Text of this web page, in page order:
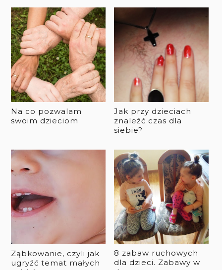
Na co pozwalam
swoim dzieciom
Jak przy dzieciach
znaleźć czas dla
siebie?
Ząbkowanie, czyli jak
ugryźć temat małych
8 zabaw ruchowych
dla dzieci. Zabawy w